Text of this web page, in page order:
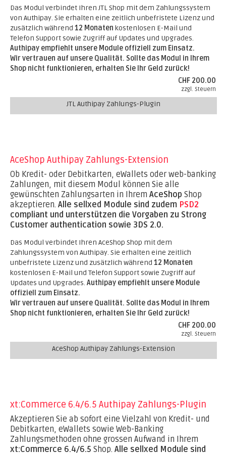
Das Modul verbindet Ihren JTL Shop mit dem Zahlungssystem
von Authipay. Sie erhalten eine zeitlich unbefristete Lizenz und
zusätzlich während 12 Monaten kostenlosen E-Mail und
Telefon Support sowie Zugriff auf Updates und Upgrades.
Authipay empfiehlt unsere Module offiziell zum Einsatz.
Wir vertrauen auf unsere Qualität. Sollte das Modul in Ihrem
Shop nicht funktionieren, erhalten Sie Ihr Geld zurück!
CHF 200.00
zzgl. Steuern
JTL Authipay Zahlungs-Plugin
AceShop Authipay Zahlungs-Extension
Ob Kredit- oder Debitkarten, eWallets oder web-banking
Zahlungen, mit diesem Modul können Sie alle
gewünschten Zahlungsarten in Ihrem AceShop Shop
akzeptieren. Alle sellxed Module sind zudem PSD2
compliant und unterstützen die Vorgaben zu Strong
Customer authentication sowie 3DS 2.0.
Das Modul verbindet Ihren AceShop Shop mit dem
Zahlungssystem von Authipay. Sie erhalten eine zeitlich
unbefristete Lizenz und zusätzlich während 12 Monaten
kostenlosen E-Mail und Telefon Support sowie Zugriff auf
Updates und Upgrades. Authipay empfiehlt unsere Module
offiziell zum Einsatz.
Wir vertrauen auf unsere Qualität. Sollte das Modul in Ihrem
Shop nicht funktionieren, erhalten Sie Ihr Geld zurück!
CHF 200.00
zzgl. Steuern
AceShop Authipay Zahlungs-Extension
xt:Commerce 6.4/6.5 Authipay Zahlungs-Plugin
Akzeptieren Sie ab sofort eine Vielzahl von Kredit- und
Debitkarten, eWallets sowie Web-Banking
Zahlungsmethoden ohne grossen Aufwand in Ihrem
xt:Commerce 6.4/6.5 Shop. Alle sellxed Module sind